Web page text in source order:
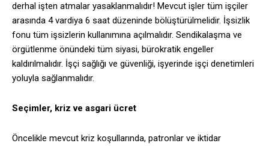
derhal işten atmalar yasaklanmalıdır! Mevcut işler tüm işçiler
arasında 4 vardiya 6 saat düzeninde bölüştürülmelidir. İşsizlik
fonu tüm işsizlerin kullanımına açılmalıdır. Sendikalaşma ve
örgütlenme önündeki tüm siyasi, bürokratik engeller
kaldırılmalıdır. İşçi sağlığı ve güvenliği, işyerinde işçi denetimleri
yoluyla sağlanmalıdır.
Seçimler, kriz ve asgari ücret
Öncelikle mevcut kriz koşullarında, patronlar ve iktidar